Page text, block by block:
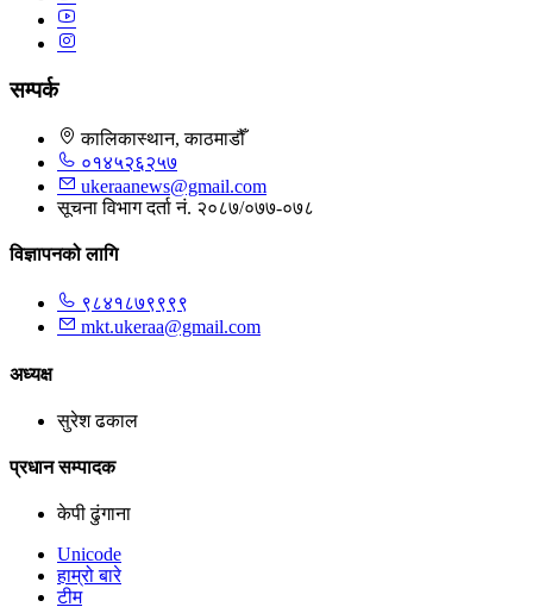
सम्पर्क
कालिकास्थान, काठमाडौँ
०१४५२६२५७
ukeraanews@gmail.com
सूचना विभाग दर्ता नं. २०८७/०७७-०७८
विज्ञापनको लागि
९८४१८७९९९९
mkt.ukeraa@gmail.com
अध्यक्ष
सुरेश ढकाल
प्रधान सम्पादक
केपी ढुंगाना
Unicode
हाम्रो बारे
टीम